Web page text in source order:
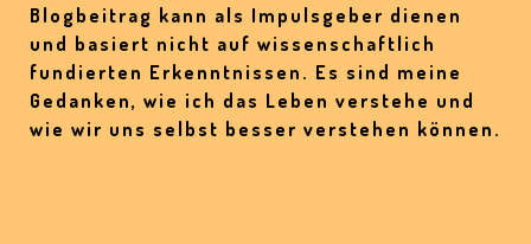
Blogbeitrag kann als Impulsgeber dienen
und basiert nicht auf wissenschaftlich
fundierten Erkenntnissen. Es sind meine
Gedanken, wie ich das Leben verstehe und
wie wir uns selbst besser verstehen können.